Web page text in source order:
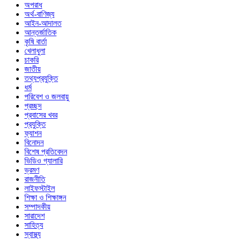
অপরাধ
অর্থ-বাণিজ্য
আইন-আদালত
আন্তর্জাতিক
কৃষি বার্তা
খেলাধুলা
চাকরি
জাতীয়
তথ্যপ্রযুক্তি
ধর্ম
পরিবেশ ও জলবায়ু
প্রচ্ছদ
প্রবাসের খবর
প্রযুক্তি
ফ্যাশন
বিনোদন
বিশেষ প্রতিবেদন
ভিডিও গ্যালারি
ভ্রমণ
রাজনীতি
লাইফস্টাইল
শিক্ষা ও শিক্ষাঙ্গন
সম্পাদকীয়
সারাদেশ
সাহিত্য
স্বাস্থ্য